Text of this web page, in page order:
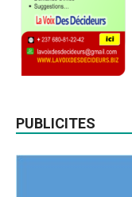
PUBLICITES